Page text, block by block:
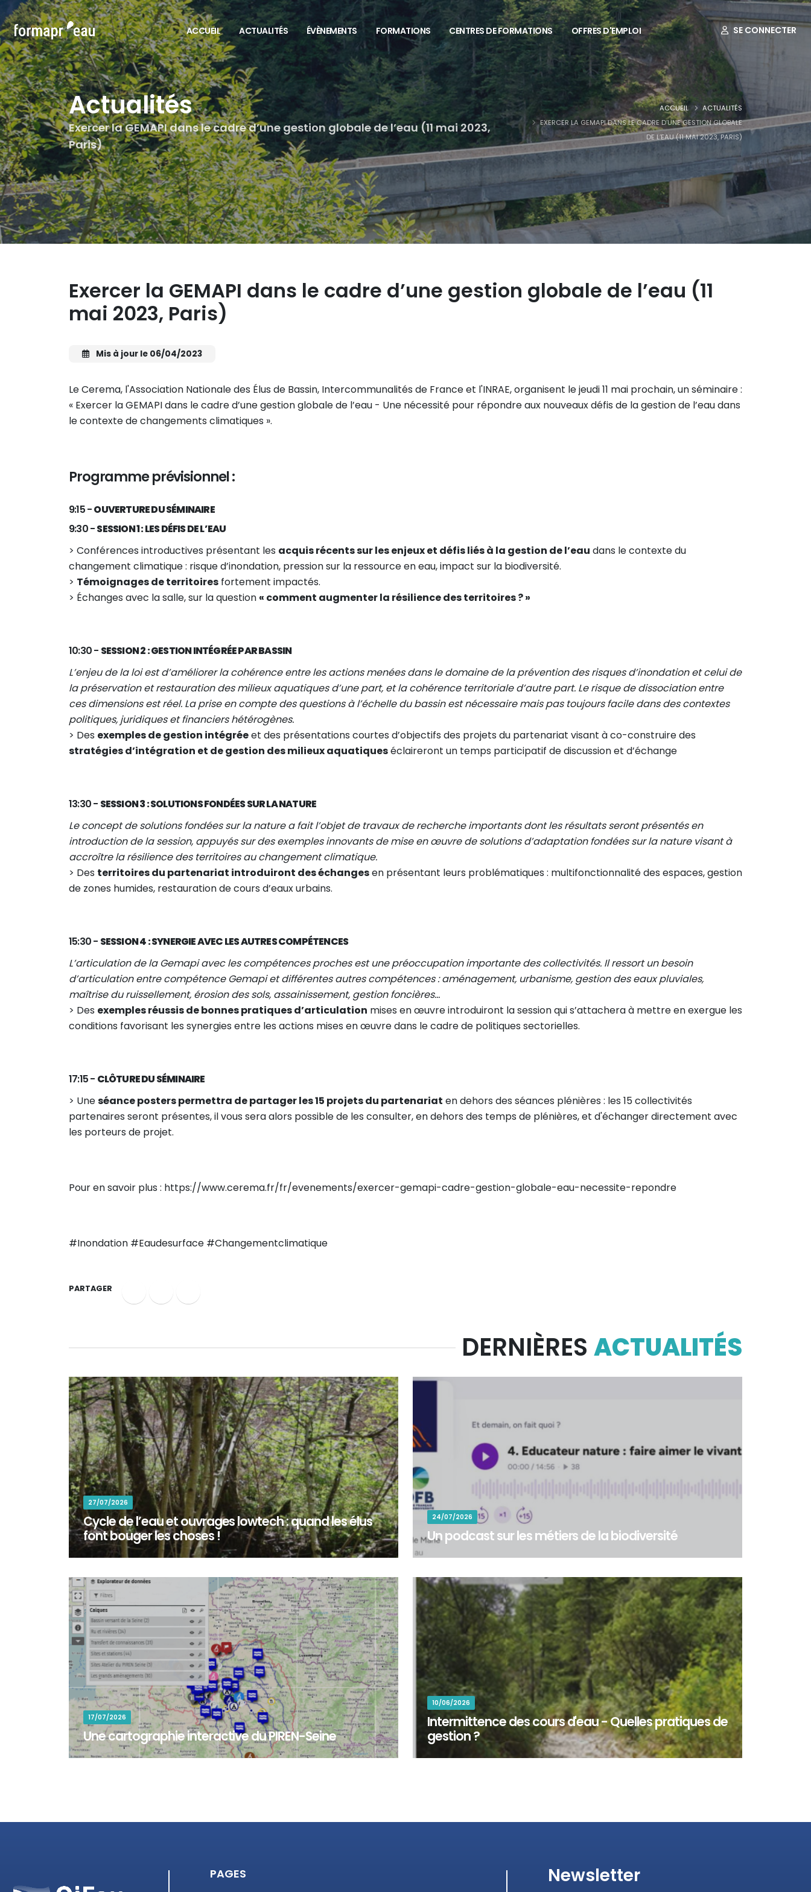
ACCUEIL ACTUALITÉS ÉVÈNEMENTS FORMATIONS CENTRES DE FORMATIONS OFFRES D'EMPLOI SE CONNECTER
Actualités
Exercer la GEMAPI dans le cadre d’une gestion globale de l’eau (11 mai 2023,
Paris)
ACCUEIL
ACTUALITÉS
EXERCER LA GEMAPI DANS LE CADRE D’UNE GESTION GLOBALE
DE L’EAU (11 MAI 2023, PARIS)
Exercer la GEMAPI dans le cadre d’une gestion globale de l’eau (11
mai 2023, Paris)
Mis à jour le 06/04/2023
Le Cerema, l'Association Nationale des Élus de Bassin, Intercommunalités de France et l'INRAE, organisent le jeudi 11 mai prochain, un séminaire :
« Exercer la GEMAPI dans le cadre d’une gestion globale de l’eau - Une nécessité pour répondre aux nouveaux défis de la gestion de l’eau dans
le contexte de changements climatiques ».
Programme prévisionnel :
9:15 -OUVERTURE DU SÉMINAIRE
9:30 -SESSION 1 : LES DÉFIS DE L’EAU
> Conférences introductives présentant les acquis récents sur les enjeux et défis liés à la gestion de l’eau dans le contexte du
changement climatique : risque d’inondation, pression sur la ressource en eau, impact sur la biodiversité.
> Témoignages de territoires fortement impactés.
> Échanges avec la salle, sur la question « comment augmenter la résilience des territoires ? »
10:30 - SESSION 2 : GESTION INTÉGRÉE PAR BASSIN
L’enjeu de la loi est d’améliorer la cohérence entre les actions menées dans le domaine de la prévention des risques d’inondation et celui de
la préservation et restauration des milieux aquatiques d’une part, et la cohérence territoriale d’autre part. Le risque de dissociation entre
ces dimensions est réel. La prise en compte des questions à l’échelle du bassin est nécessaire mais pas toujours facile dans des contextes
politiques, juridiques et financiers hétérogènes.
> Des exemples de gestion intégréeet des présentations courtes d’objectifs des projets du partenariat visant à co-construire des
stratégies d’intégration et de gestion des milieux aquatiqueséclaireront un temps participatif de discussion et d’échange
13:30 - SESSION 3 : SOLUTIONS FONDÉES SUR LA NATURE
Le concept de solutions fondées sur la nature a fait l’objet de travaux de recherche importants dont les résultats seront présentés en
introduction de la session, appuyés sur des exemples innovants de mise en œuvre de solutions d’adaptation fondées sur la nature visant à
accroître la résilience des territoires au changement climatique.
> Des territoires du partenariat introduiront des échangesen présentant leurs problématiques : multifonctionnalité des espaces, gestion
de zones humides, restauration de cours d’eaux urbains.
15:30 - SESSION 4 : SYNERGIE AVEC LES AUTRES COMPÉTENCES
L’articulation de la Gemapi avec les compétences proches est une préoccupation importante des collectivités. Il ressort un besoin
d’articulation entre compétence Gemapi et différentes autres compétences : aménagement, urbanisme, gestion des eaux pluviales,
maîtrise du ruissellement, érosion des sols, assainissement, gestion foncières...
> Des exemples réussis de bonnes pratiques d’articulation mises en œuvre introduiront la session qui s’attachera à mettre en exergue les
conditions favorisant les synergies entre les actions mises en œuvre dans le cadre de politiques sectorielles.
17:15 - CLÔTURE DU SÉMINAIRE
> Uneséance posters permettra de partager les 15 projets du partenariat en dehors des séances plénières : les 15 collectivités
partenaires seront présentes, il vous sera alors possible de les consulter, en dehors des temps de plénières, et d'échanger directement avec
les porteurs de projet.
Pour en savoir plus : https://www.cerema.fr/fr/evenements/exercer-gemapi-cadre-gestion-globale-eau-necessite-repondre
#Inondation #Eaudesurface #Changementclimatique
PARTAGER
DERNIÈRES ACTUALITÉS
27/07/2026
Cycle de l’eau et ouvrages lowtech : quand les élus
font bouger les choses !
En octobre 2025, une centaine de bénévoles ont répondu à l’appel de la
24/07/2026
Un podcast sur les métiers de la biodiversité
&nbsp;Un podcast sur les métiers de la biodiversité - Dans le cadre du Work
17/07/2026
Une cartographie interactive du PIREN-Seine
La cartographie interactive du PIREN-Seine permet d'explorer les territoires,
10/06/2026
Intermittence des cours d'eau - Quelles pratiques de
gestion ?
Plus de la moitié du réseau hydrographique mondial est concerné par la
PAGES Newsletter